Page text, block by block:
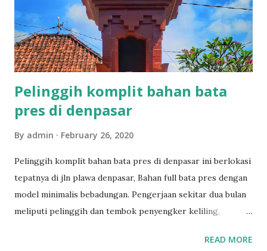
Pelinggih komplit bahan bata
pres di denpasar
By admin February 26, 2020
Pelinggih komplit bahan bata pres di denpasar ini berlokasi
tepatnya di jln plawa denpasar, Bahan full bata pres dengan
model minimalis bebadungan. Pengerjaan sekitar dua bulan
meliputi pelinggih dan tembok penyengker keliling,
ratu ngurah Piasan Pelinggih surya Pelinggih tuguREAD MORE